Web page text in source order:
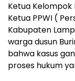
Ketua
Ketua PPWI (
Kabupaten
warga dusun
bahwa kasus
proses hukum